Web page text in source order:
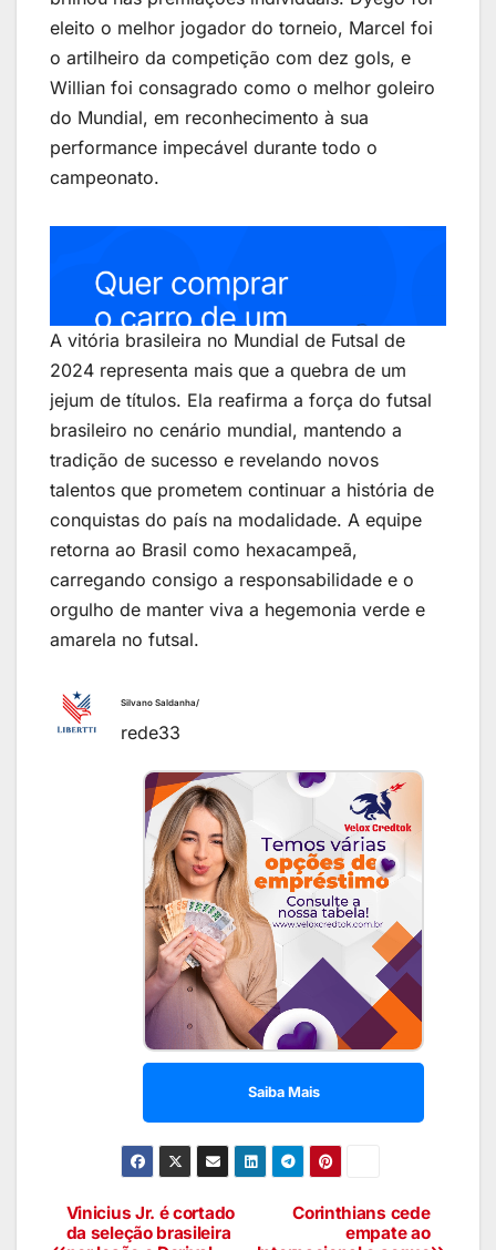
eleito o melhor jogador do torneio, Marcel foi
o artilheiro da competição com dez gols, e
Willian foi consagrado como o melhor goleiro
do Mundial, em reconhecimento à sua
performance impecável durante todo o
campeonato.
A vitória brasileira no Mundial de Futsal de
2024 representa mais que a quebra de um
jejum de títulos. Ela reafirma a força do futsal
brasileiro no cenário mundial, mantendo a
tradição de sucesso e revelando novos
talentos que prometem continuar a história de
conquistas do país na modalidade. A equipe
retorna ao Brasil como hexacampeã,
carregando consigo a responsabilidade e o
orgulho de manter viva a hegemonia verde e
amarela no futsal.
Silvano Saldanha/
rede33
Saiba Mais
Corinthians cede
empate ao
Vinicius Jr. é cortado
da seleção brasileira